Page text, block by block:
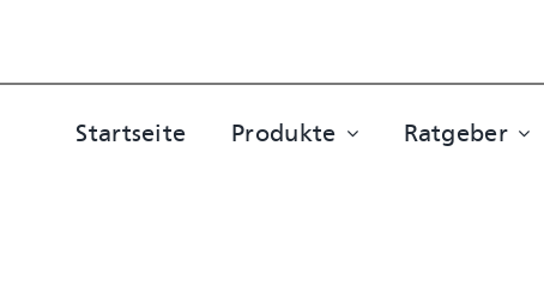
Startseite Produkte Ratgeber